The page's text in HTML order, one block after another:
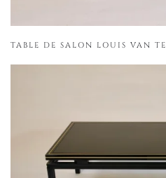
TABLE DE SALON LOUIS VAN